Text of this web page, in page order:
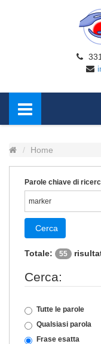
Home
Parole chiave di
Cerca
Totale: 55
Cerca:
Tutte le parole
Qualsiasi parola
Frase esatta